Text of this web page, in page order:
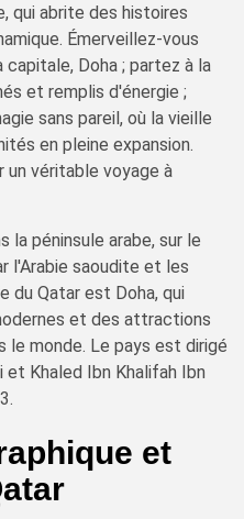
qui abrite des histoires
Émerveillez-vous
Doha ; partez à la
et remplis d'énergie ;
sans pareil, où la vieille
en pleine expansion.
un véritable voyage à
la péninsule arabe, sur le
l'Arabie saoudite et les
du Qatar est Doha, qui
et des attractions
le monde. Le pays est dirigé
et Khaled Ibn Khalifah Ibn
et